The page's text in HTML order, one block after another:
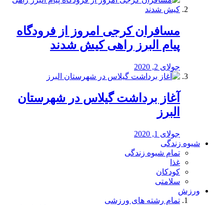
مسافران کرجی امروز از فرودگاه
پیام البرز راهی کیش شدند
جولای 2, 2020
آغاز برداشت گیلاس در شهرستان
البرز
جولای 1, 2020
شیوه زندگی
تمام شیوه زندگی
غذا
کودکان
سلامتی
ورزش
تمام رشته های ورزشی